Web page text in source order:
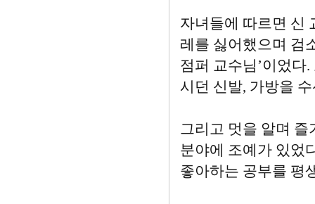
자녀들에 따르면 신
레를 싫어했으며 검
점퍼 교수님’이었다
시던 신발, 가방을
그리고 멋을 알며 즐
분야에 조예가 있었
좋아하는 공부를 평